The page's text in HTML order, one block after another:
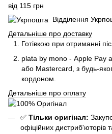
від 115 грн
Відділення
Детальніше про доставку
Готівкою при отриманні
plata by mono - Apple Pay
або Mastercard, з будь-
кордоном.
Детальніше про оплату
✅ Тільки оригінал:
офіційних дистриб'юторів